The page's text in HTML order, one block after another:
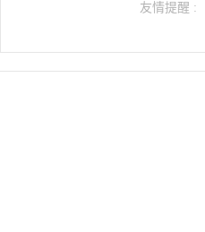
友情提醒 :